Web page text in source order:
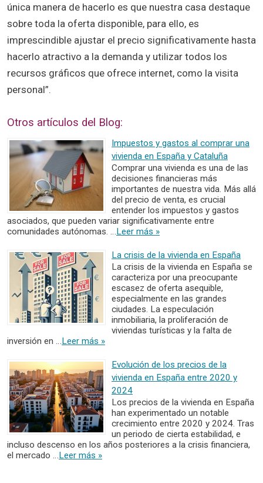
única manera de hacerlo es que nuestra casa destaque
sobre toda la oferta disponible, para ello, es
imprescindible ajustar el precio significativamente hasta
hacerlo atractivo a la demanda y utilizar todos los
recursos gráficos que ofrece internet, como la visita
personal”.
Otros artículos del Blog:
Impuestos y gastos al comprar una
vivienda en España y Cataluña
Comprar una vivienda es una de las
decisiones financieras más
importantes de nuestra vida. Más allá
del precio de venta, es crucial
entender los impuestos y gastos
asociados, que pueden variar significativamente entre
comunidades autónomas. …Leer más »
La crisis de la vivienda en España
La crisis de la vivienda en España se
caracteriza por una preocupante
escasez de oferta asequible,
especialmente en las grandes
ciudades. La especulación
inmobiliaria, la proliferación de
viviendas turísticas y la falta de
inversión en …Leer más »
Evolución de los precios de la
vivienda en España entre 2020 y
2024
Los precios de la vivienda en España
han experimentado un notable
crecimiento entre 2020 y 2024. Tras
un periodo de cierta estabilidad, e
incluso descenso en los años posteriores a la crisis financiera,
el mercado …Leer más »